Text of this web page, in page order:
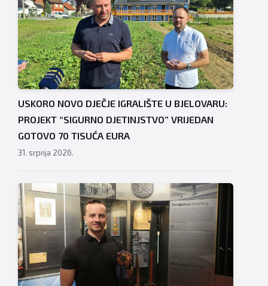
USKORO NOVO DJEČJE IGRALIŠTE U BJELOVARU:
PROJEKT “SIGURNO DJETINJSTVO” VRIJEDAN
GOTOVO 70 TISUĆA EURA
31. srpnja 2026.